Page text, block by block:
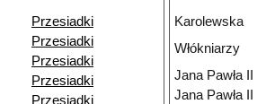
Przesiadki
Przesiadki
Przesiadki
Przesiadki
Przesiadki
Karolewska
Włókniarzy
Jana Pawła II
Jana Pawła II